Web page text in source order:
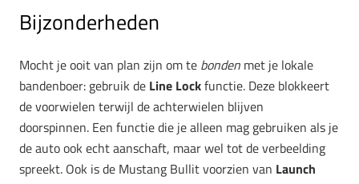
Bijzonderheden
Mocht je ooit van plan zijn om te bonden met je lokale
bandenboer: gebruik de Line Lockfunctie. Deze blokkeert
de voorwielen terwijl de achterwielen blijven
doorspinnen. Een functie die je alleen mag gebruiken als je
de auto ook echt aanschaft, maar wel tot de verbeelding
spreekt. Ook is de Mustang Bullit voorzien van Launch